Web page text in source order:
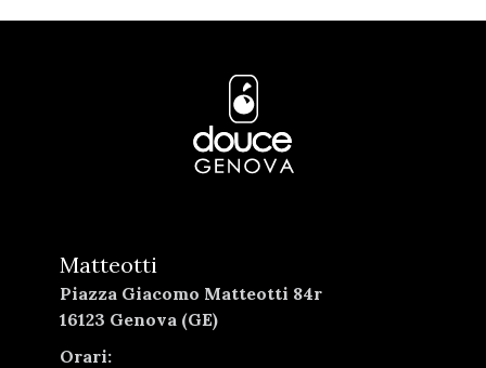
Matteotti
Piazza Giacomo Matteotti 84r
16123 Genova (GE)
Orari: